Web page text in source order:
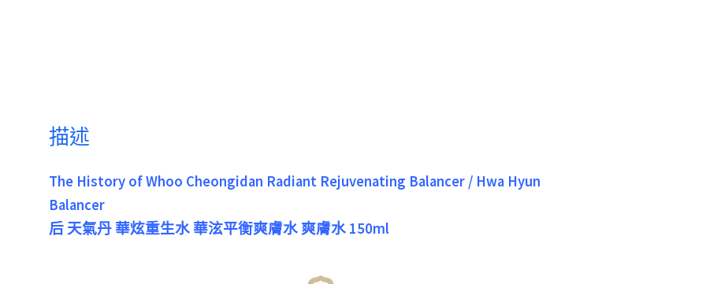
描述
The History of Whoo Cheongidan Radiant Rejuvenating Balancer / Hwa Hyun
Balancer
后 天氣丹 華炫重生水 華泫平衡爽膚水 爽膚水 150ml